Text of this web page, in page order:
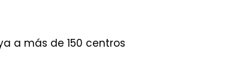
a más de 150 centros